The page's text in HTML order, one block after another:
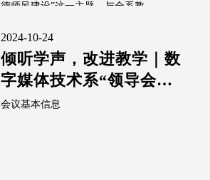
德师风建设”这一主题，与全系教...
2024-10-24
倾听学声，改进教学｜数
字媒体技术系“领导会
诊”学生座谈会顺利开展
会议基本信息